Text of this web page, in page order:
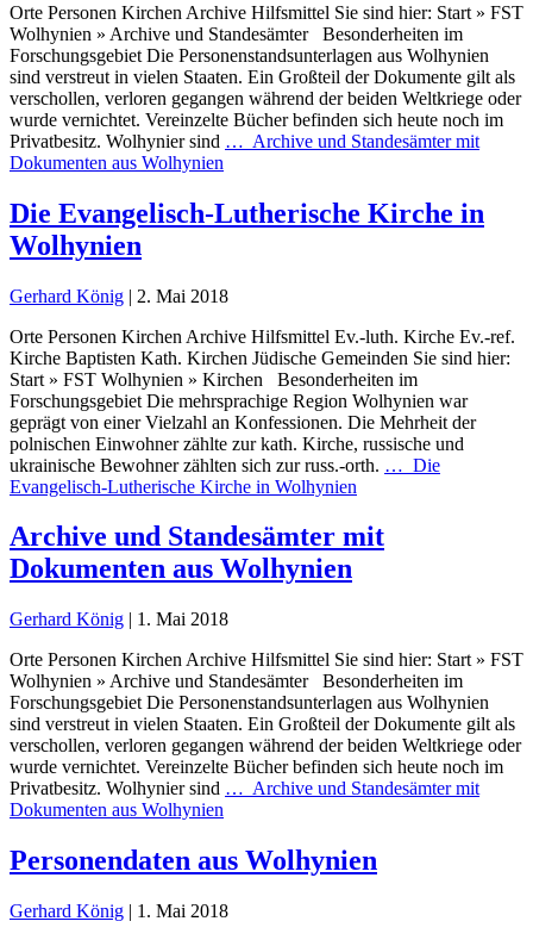
Orte Personen Kirchen Archive Hilfsmittel Sie sind hier: Start » FST
Wolhynien » Archive und Standesämter Besonderheiten im
Forschungsgebiet Die Personenstandsunterlagen aus Wolhynien
sind verstreut in vielen Staaten. Ein Großteil der Dokumente gilt als
verschollen, verloren gegangen während der beiden Weltkriege oder
wurde vernichtet. Vereinzelte Bücher befinden sich heute noch im
Privatbesitz. Wolhynier sind … Archive und Standesämter mit
Dokumenten aus Wolhynien
Die Evangelisch-Lutherische Kirche in
Wolhynien
Gerhard König | 2. Mai 2018
Orte Personen Kirchen Archive Hilfsmittel Ev.-luth. Kirche Ev.-ref.
Kirche Baptisten Kath. Kirchen Jüdische Gemeinden Sie sind hier:
Start » FST Wolhynien » Kirchen Besonderheiten im
Forschungsgebiet Die mehrsprachige Region Wolhynien war
geprägt von einer Vielzahl an Konfessionen. Die Mehrheit der
polnischen Einwohner zählte zur kath. Kirche, russische und
ukrainische Bewohner zählten sich zur russ.-orth. … Die
Evangelisch-Lutherische Kirche in Wolhynien
Archive und Standesämter mit
Dokumenten aus Wolhynien
Gerhard König | 1. Mai 2018
Orte Personen Kirchen Archive Hilfsmittel Sie sind hier: Start » FST
Wolhynien » Archive und Standesämter Besonderheiten im
Forschungsgebiet Die Personenstandsunterlagen aus Wolhynien
sind verstreut in vielen Staaten. Ein Großteil der Dokumente gilt als
verschollen, verloren gegangen während der beiden Weltkriege oder
wurde vernichtet. Vereinzelte Bücher befinden sich heute noch im
Privatbesitz. Wolhynier sind … Archive und Standesämter mit
Dokumenten aus Wolhynien
Personendaten aus Wolhynien
Gerhard König | 1. Mai 2018